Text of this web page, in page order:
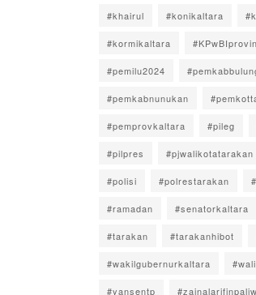
#khairul #konikaltara
#kormikaltara
#pemilu2024
#pemkabnunukan
#pemprovkaltara #pileg
#pilpres #pjwalikotatarakan
#polisi #polrestarakan
#ramadan #senatorkaltara
#tarakan #tarakanhibot
#wakilgubernurkaltara
#yansentp